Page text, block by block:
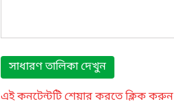
সাধারণ তালিকা দেখুন
এই কনটেন্টটি শেয়ার করতে ক্লিক করুন